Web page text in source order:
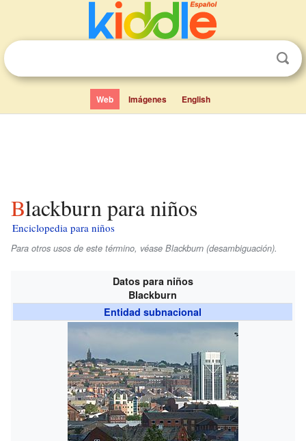
Web Imágenes English
Blackburn para niños
Enciclopedia para niños
Para otros usos de este término, véase Blackburn (desambiguación).
Datos para niños
Blackburn
Entidad subnacional